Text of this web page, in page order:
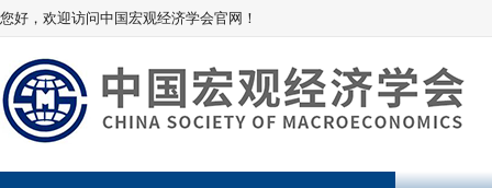
您好，欢迎访问中国宏观经济学会官网！